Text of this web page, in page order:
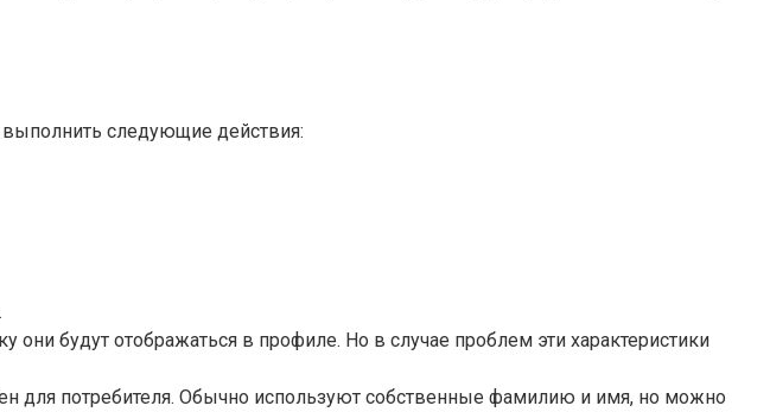
выполнить следующие действия:
будут отображаться в профиле. Но в случае проблем эти характеристики
для потребителя. Обычно используют собственные фамилию и имя, но можно